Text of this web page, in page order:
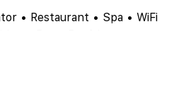
• Restaurant • Spa • WiFi